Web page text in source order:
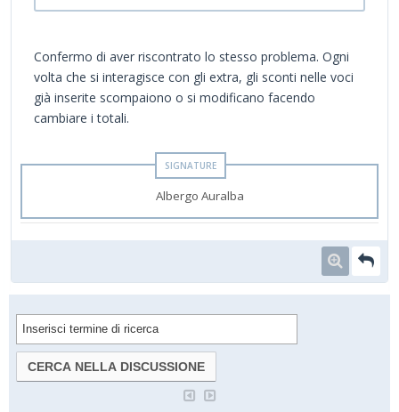
Confermo di aver riscontrato lo stesso problema. Ogni
volta che si interagisce con gli extra, gli sconti nelle voci
già inserite scompaiono o si modificano facendo
cambiare i totali.
Albergo Auralba